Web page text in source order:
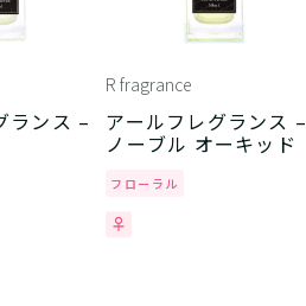
ランス –
R fragrance
アールフレグランス –
ノーブル オーキッド
フローラル